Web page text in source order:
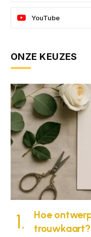
YouTube
ONZE KEUZES
Hoe
trouwkaart?